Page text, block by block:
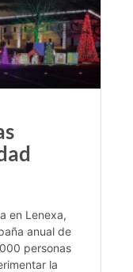
en Lenexa,
anual de
personas
la